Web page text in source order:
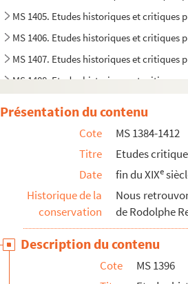
MS 1405. Etudes historiques et critiques
MS 1406. Etudes historiques et
MS 1407. Etudes historiques et
MS 1408. Etudes historiques et critiques
MS 1413-1417. "Critiques de mes travaux"
Présentation du contenu
Cote
MS 1384-1412
Titre
Etudes
Date
fin du XIXe
Historique de la
conservation
Nous
de Rodolphe
Description du contenu
Cote
MS 1396